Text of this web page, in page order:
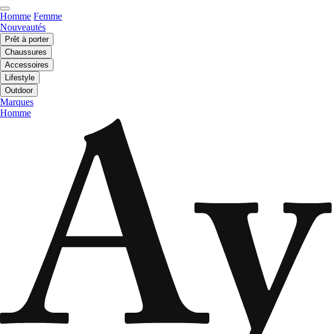
Homme Femme
Nouveautés
Prêt à porter
Chaussures
Accessoires
Lifestyle
Outdoor
Marques
Homme